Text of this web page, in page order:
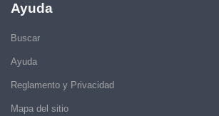
Ayuda
Buscar
Ayuda
Reglamento y Privacidad
Mapa del sitio